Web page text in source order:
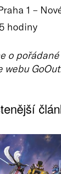
1 –
hodiny
o
webu